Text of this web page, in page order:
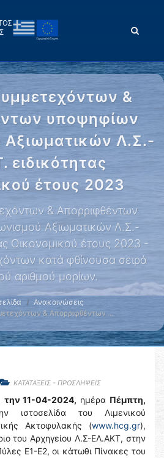
&
υποψηφίων
Αξιωματικών Λ.Σ.-
ειδικότητας
έτους 2023
& Απορριφθέντων
Αξιωματικών Λ.Σ.-
Οικονομικού έτους 2023 -
κατά φθίνουσα σειρά
αριθμού μορίων.
Ανακοινώσεις
& Απορριφθέντων …
ΚΑΤΑΤΑΞΕΙΣ - ΠΡΟΣΛΗΨΕΙΣ
την 11-04-2024, ημέρα Πέμπτη,
ιστοσελίδα του Λιμενικού
Ακτοφυλακής (www.hcg.gr),
του Αρχηγείου Λ.Σ-ΕΛ.ΑΚΤ, στην
Ε1-Ε2, οι κάτωθι Πίνακες του